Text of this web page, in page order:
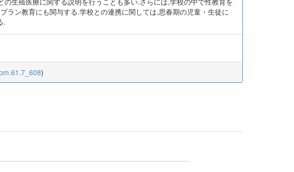
ラン教育にも関与する.学校との連携に関しては,思春期の児童・生徒に
.
)